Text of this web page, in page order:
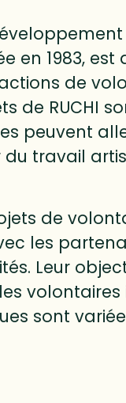
en 1983,
de
de RUCHI
peuvent
travail
de
les
Leur
sont